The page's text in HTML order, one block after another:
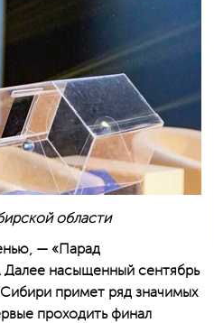
области
— «Парад
Далее насыщенный сентябрь
примет ряд значимых
проходить финал